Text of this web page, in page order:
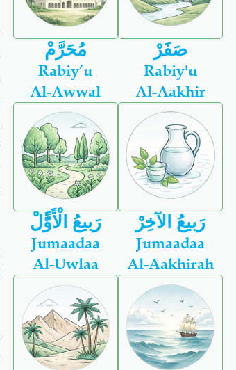
مُحَرَّمْ صَفَرْ
Rabiy’u
Al-Awwal
رَبيعُ الْأَوًّلْ
Rabiy'u
Al-Aakhir
رَبيعُ الآخِرْ
Jumaadaa
Al-Uwlaa
Jumaadaa
Al-Aakhirah